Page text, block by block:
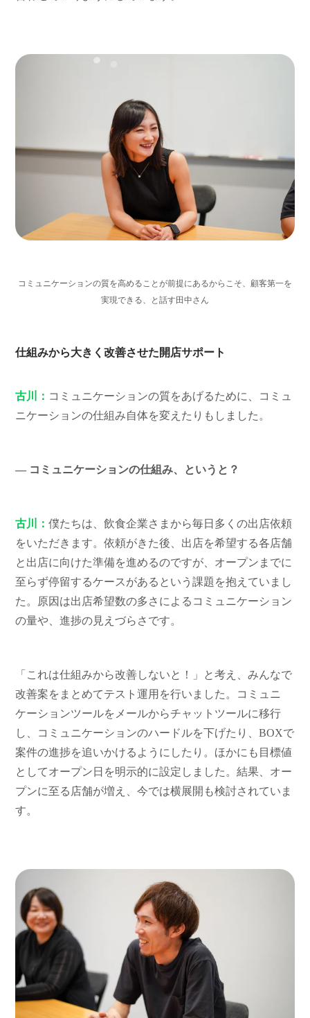
コミュニケーションの質を高めることが前提にあるからこそ、顧客第一を
実現できる、と話す田中さん
仕組みから大きく改善させた開店サポート
古川： コミュニケーションの質をあげるために、コミュ
ニケーションの仕組み自体を変えたりもしました。
― コミュニケーションの仕組み、というと？
古川：僕たちは、飲食企業さまから毎日多くの出店依頼
をいただきます。依頼がきた後、出店を希望する各店舗
と出店に向けた準備を進めるのですが、オープンまでに
至らず停留するケースがあるという課題を抱えていまし
た。原因は出店希望数の多さによるコミュニケーション
の量や、進捗の見えづらさです。
「これは仕組みから改善しないと！」と考え、みんなで
改善案をまとめてテスト運用を行いました。コミュニ
ケーションツールをメールからチャットツールに移行
し、コミュニケーションのハードルを下げたり、BOXで
案件の進捗を追いかけるようにしたり。ほかにも目標値
としてオープン日を明示的に設定しました。結果、オー
プンに至る店舗が増え、今では横展開も検討されていま
す。